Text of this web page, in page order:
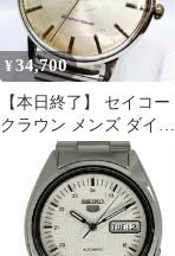
¥34,700
【本日終了】 セイコー
クラウン メンズ ダイア
ショック J15003E 00s